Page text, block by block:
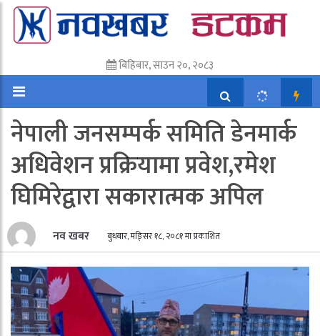
बिहिबार, साउन २०, २०८३
नेपाली जनसम्पर्क समिति डेनमार्क
अधिवेशन प्रक्रियामा प्रवेश,रमेश
घिमिरेद्वारा सकारात्मक अपिल
नव खबर बुधबार, मङि्सर १८, २०८१ मा प्रकाशित